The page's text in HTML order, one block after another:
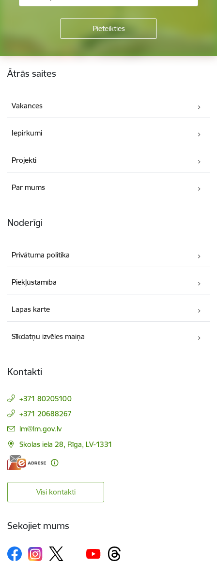
Kājene
Ātrās saites
Vakances
Iepirkumi
Projekti
Par mums
Noderīgi
Privātuma politika
Piekļūstamība
Lapas karte
Sīkdatņu izvēles maiņa
Kontakti
+371 80205100
+371 20688267
E-pasts:
lm@lm.gov.lv
Skolas iela 28, Rīga, LV-1331
Visi kontakti
Sekojiet mums